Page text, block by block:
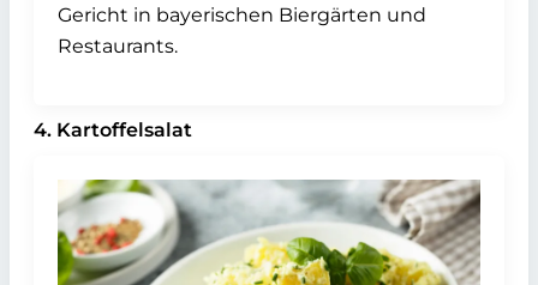
Gericht in bayerischen Biergärten und
Restaurants.
4. Kartoffelsalat